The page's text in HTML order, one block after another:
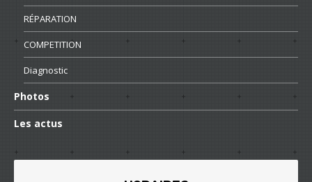
RÉPARATION
COMPETITION
Diagnostic
Photos
Les actus